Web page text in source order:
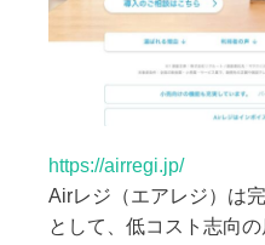
https://airregi.jp/
Airレジ（エアレジ）は
として、低コスト志向